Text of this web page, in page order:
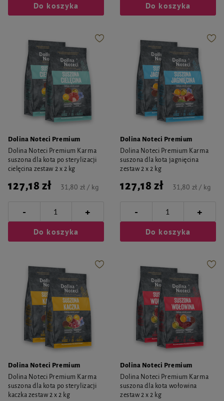
Do koszyka Do koszyka
Dolina Noteci Premium
Dolina Noteci Premium Karma
suszona dla kota po sterylizacji
cielęcina zestaw 2 x 2 kg
127,18 zł 31,80 zł / kg
- +
Do koszyka
Dolina Noteci Premium
Dolina Noteci Premium Karma
suszona dla kota jagnięcina
zestaw 2 x 2 kg
127,18 zł 31,80 zł / kg
- +
Do koszyka
Dolina Noteci Premium
Dolina Noteci Premium Karma
suszona dla kota po sterylizacji
kaczka zestaw 2 x 2 kg
Dolina Noteci Premium
Dolina Noteci Premium Karma
suszona dla kota wołowina
zestaw 2 x 2 kg